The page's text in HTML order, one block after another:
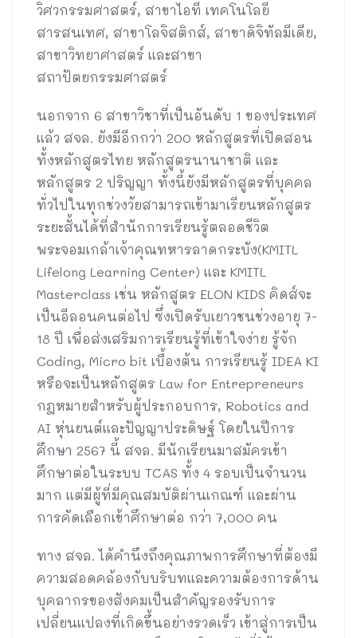
วิศวกรรมศาสตร์, สาขาไอที เทคโนโลยี
สารสนเทศ, สาขาโลจิสติกส์, สาขาดิจิทัลมีเดีย,
สาขาวิทยาศาสตร์ และสาขา
สถาปัตยกรรมศาสตร์
นอกจาก 6 สาขาวิชาที่เป็นอันดับ 1 ของประเทศ
แล้ว สจล. ยังมีอีกกว่า 200 หลักสูตรที่เปิดสอน
ทั้งหลักสูตรไทย หลักสูตรนานาชาติ และ
หลักสูตร 2 ปริญญา ทั้งนี้ยังมีหลักสูตรที่บุคคล
ทั่วไปในทุกช่วงวัยสามารถเข้ามาเรียนหลักสูตร
ระยะสั้นได้ที่สำนักการเรียนรู้ตลอดชีวิต
พระจอมเกล้าเจ้าคุณทหารลาดกระบัง(KMITL
Lifelong Learning Center) และ KMITL
Masterclass เช่น หลักสูตร ELON KIDS คิดส์จะ
เป็นอีลอนคนต่อไป ซึ่งเปิดรับเยาวชนช่วงอายุ 7-
18 ปี เพื่อส่งเสริมการเรียนรู้ที่เข้าใจง่าย รู้จัก
Coding, Micro bit เบื้องต้น การเรียนรู้ IDEA KI
หรือจะเป็นหลักสูตร Law for Entrepreneurs
กฎหมายสำหรับผู้ประกอบการ, Robotics and
AI หุ่นยนต์และปัญญาประดิษฐ์ โดยในปีการ
ศึกษา 2567 นี้ สจล. มีนักเรียนมาสมัครเข้า
ศึกษาต่อในระบบ TCAS ทั้ง 4 รอบเป็นจำนวน
มาก แต่มีผู้ที่มีคุณสมบัติผ่านเกณฑ์ และผ่าน
การคัดเลือกเข้าศึกษาต่อ กว่า 7,000 คน
ทาง สจล. ได้คำนึงถึงคุณภาพการศึกษาที่ต้องมี
ความสอดคล้องกับบริบทและความต้องการด้าน
บุคลากรของสังคมเป็นสำคัญรองรับการ
เปลี่ยนแปลงที่เกิดขึ้นอย่างรวดเร็ว เข้าสู่การเป็น